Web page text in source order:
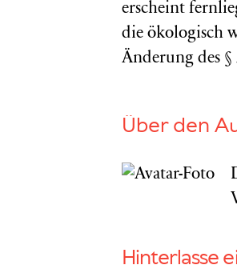
erscheint
die ökologisch
Änderung des §
Über den
Hinterlasse